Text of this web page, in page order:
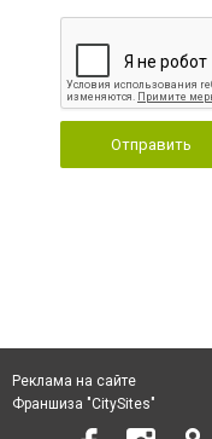
Отправить
Реклама на сайте
Франшиза "CitySites"